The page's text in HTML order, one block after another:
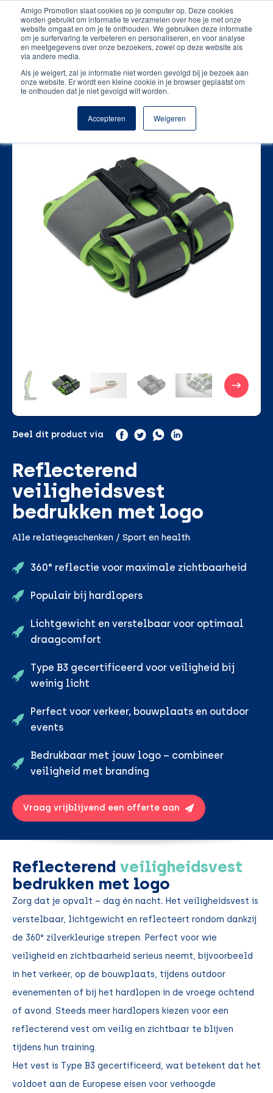
Amigo Promotion slaat cookies op je computer op. Deze cookies
worden gebruikt om informatie te verzamelen over hoe je met onze
website omgaat en om je te onthouden. We gebruiken deze informatie
om je surfervaring te verbeteren en personaliseren, en voor analyse
en meetgegevens over onze bezoekers, zowel op deze website als
via andere media.
Als je weigert, zal je informatie niet worden gevolgd bij je bezoek aan
onze website. Er wordt een kleine cookie in je browser geplaatst om
te onthouden dat je niet gevolgd wilt worden.
Accepteren Weigeren
Unieke producten
Gratis digitale drukproef
Terug
Deel dit product via
Reflecterend
veiligheidsvest
bedrukken met logo
Alle relatiegeschenken / Sport en health
360° reflectie voor maximale zichtbaarheid
Populair bij hardlopers
Lichtgewicht en verstelbaar voor optimaal
draagcomfort
Type B3 gecertificeerd voor veiligheid bij
weinig licht
Perfect voor verkeer, bouwplaats en outdoor
events
Bedrukbaar met jouw logo – combineer
veiligheid met branding
Vraag vrijblijvend een offerte aan
Reflecterend veiligheidsvest
bedrukken met logo
Zorg dat je opvalt – dag én nacht. Het veiligheidsvest is
verstelbaar, lichtgewicht en reflecteert rondom dankzij
de 360° zilverkleurige strepen. Perfect voor wie
veiligheid en zichtbaarheid serieus neemt, bijvoorbeeld
in het verkeer, op de bouwplaats, tijdens outdoor
evenementen of bij het hardlopen in de vroege ochtend
of avond. Steeds meer hardlopers kiezen voor een
reflecterend vest om veilig en zichtbaar te blijven
tijdens hun training.
Het vest is Type B3 gecertificeerd, wat betekent dat het
voldoet aan de Europese eisen voor verhoogde